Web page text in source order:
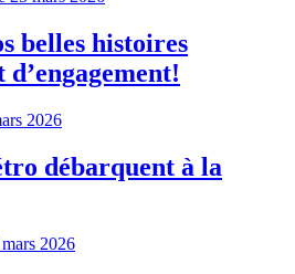
belles histoires
d’engagement!
2026
débarquent à la
2026